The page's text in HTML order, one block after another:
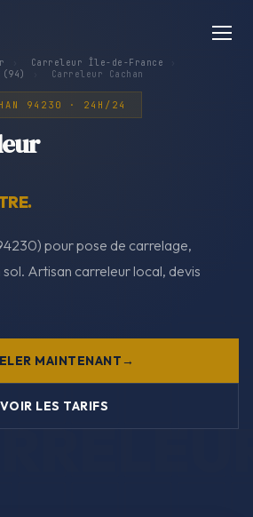
Carreleur Île-de-France
Carreleur Cachan
94230 · 24H/24
pour pose de carrelage,
Artisan carreleur local, devis
MAINTENANT
VOIR LES TARIFS